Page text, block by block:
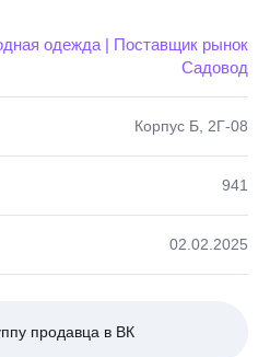
одежда | Поставщик рынок
Садовод
Корпус Б, 2Г-08
941
02.02.2025
продавца в ВК